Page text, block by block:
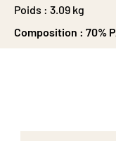
Poids : 3.09 kg
Composition : 70%